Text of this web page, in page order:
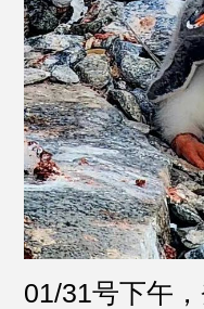
01/31号下午